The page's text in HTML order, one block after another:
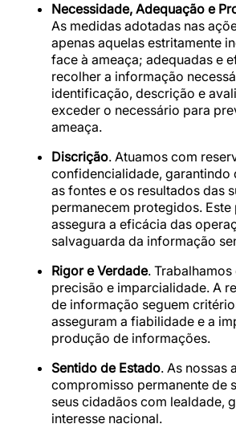
Necessidade, Adequação e
As medidas adotadas nas
apenas aquelas estritamente
face à ameaça; adequadas e
recolher a informação
identificação, descrição e
exceder o necessário para
ameaça.
Discrição. Atuamos com
confidencialidade, garantindo
as fontes e os resultados das
permanecem protegidos.
assegura a eficácia das
salvaguarda da informação
Rigor e Verdade.
precisão e imparcialidade. A
de informação seguem
asseguram a fiabilidade e a
produção de informações.
Sentido de Estado. As nossas
compromisso permanente de
seus cidadãos com lealdade,
interesse nacional.